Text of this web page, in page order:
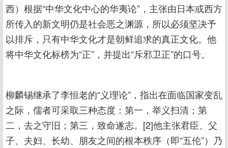
西）根据“中华文化中心的华夷论”，主张由日本或西方
所传入的新文明仍是社会恶之渊源，所以必须坚决予
以排斥，只有中华文化才是朝鲜追求的真正文化。他
将中华文化标榜为“正”，并提出“斥邪卫正”的口号。
柳麟锡继承了李恒老的“义理论”，指出在面临国家变乱
之际，儒者可采取三种态度：第一，举义扫清；第
二，去之守旧；第三，致命遂志。[2]他主张君臣、父
子、夫妇、长幼、朋友之间的根本秩序（即“五伦”）乃